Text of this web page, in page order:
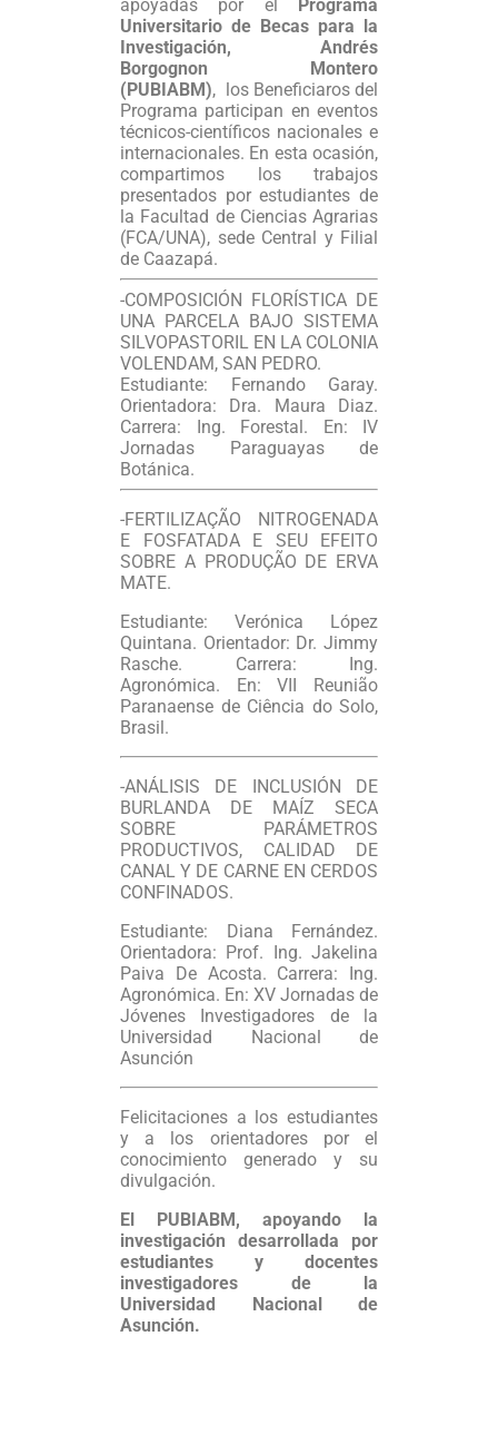
apoyadas por el
Programa
Universitario de Becas para la
Investigación, Andrés
Borgognon Montero
(PUBIABM), los Beneficiaros del
Programa participan en eventos
técnicos-científicos nacionales e
internacionales. En esta ocasión,
compartimos los trabajos
presentados por estudiantes de
la Facultad de Ciencias Agrarias
(FCA/UNA), sede Central y Filial
de Caazapá.
-COMPOSICIÓN FLORÍSTICA DE
UNA PARCELA BAJO SISTEMA
SILVOPASTORIL EN LA COLONIA
VOLENDAM, SAN PEDRO.
Estudiante: Fernando Garay.
Orientadora: Dra. Maura Diaz.
Carrera: Ing. Forestal. En: IV
Jornadas Paraguayas de
Botánica.
-FERTILIZAÇÃO NITROGENADA
E FOSFATADA E SEU EFEITO
SOBRE A PRODUÇÃO DE ERVA
MATE.
Estudiante: Verónica López
Quintana. Orientador: Dr. Jimmy
Rasche. Carrera: Ing.
Agronómica. En: VII Reunião
Paranaense de Ciência do Solo,
Brasil.
-ANÁLISIS DE INCLUSIÓN DE
BURLANDA DE MAÍZ SECA
SOBRE PARÁMETROS
PRODUCTIVOS, CALIDAD DE
CANAL Y DE CARNE EN CERDOS
CONFINADOS.
Estudiante: Diana Fernández.
Orientadora: Prof. Ing. Jakelina
Paiva De Acosta. Carrera: Ing.
Agronómica. En: XV Jornadas de
Jóvenes Investigadores de la
Universidad Nacional de
Asunción
Felicitaciones a los estudiantes
y a los orientadores por el
conocimiento generado y su
divulgación.
El PUBIABM, apoyando la
investigación desarrollada por
estudiantes y docentes
investigadores de la
Universidad Nacional de
Asunción.